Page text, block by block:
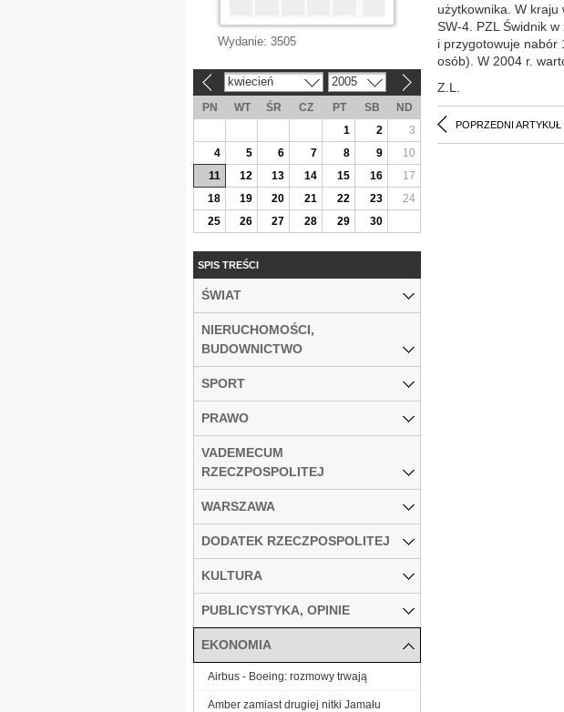
użytkownika. W kraju
SW-4. PZL Świdnik
i przygotowuje nabór
osób). W 2004 r.
Z.L.
POPRZEDNI ARTYKUŁ
Wydanie: 3505
kwiecień 2005
PN WT ŚR CZ PT SB
ND
1
2
3
4
5 6 7 8 9
10
11
12 13 14 15 16
17
18
19 20 21 22 23
24
25
26 27 28 29 30
SPIS TREŚCI
ŚWIAT
NIERUCHOMOŚCI,
BUDOWNICTWO
SPORT
PRAWO
VADEMECUM
RZECZPOSPOLITEJ
WARSZAWA
DODATEK RZECZPOSPOLITEJ
KULTURA
PUBLICYSTYKA, OPINIE
EKONOMIA
Airbus - Boeing: rozmowy trwają
Amber zamiast drugiej nitki Jamału